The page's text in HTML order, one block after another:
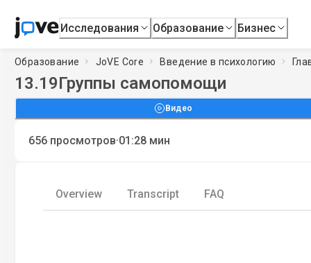
Исследования Образование Бизнес
Образование JoVE Core Введение в психологию
13.19Группы самопомощи
Видео
656 просмотров·01:28 мин
Overview Transcript FAQ